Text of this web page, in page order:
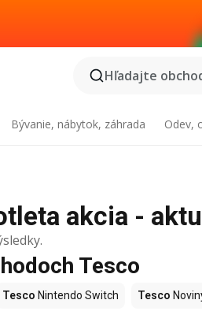
Hľadajte
Bývanie, nábytok, záhrada Odev,
akcia -
Tesco
Tesco Nintendo Switch Tesco